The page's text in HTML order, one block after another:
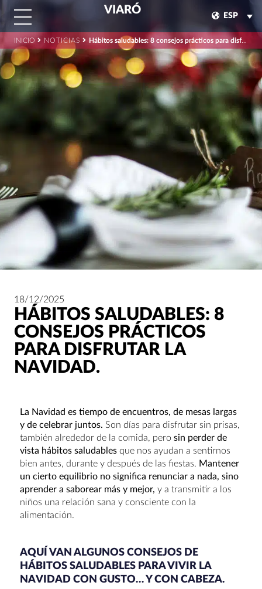
VIARÓ
ESP
INICIO NOTICIAS Hábitos saludables: 8 consejos prácticos para disfrutar la Navidad.
18/12/2025
HÁBITOS SALUDABLES: 8
CONSEJOS PRÁCTICOS
PARA DISFRUTAR LA
NAVIDAD.
La Navidad es tiempo de encuentros, de mesas largas
y de celebrar juntos. Son días para disfrutar sin prisas,
también alrededor de la comida, pero sin perder de
vista hábitos saludables que nos ayudan a sentirnos
bien antes, durante y después de las fiestas. Mantener
un cierto equilibrio no significa renunciar a nada, sino
aprender a saborear más y mejor, y a transmitir a los
niños una relación sana y consciente con la
alimentación.
AQUÍ VAN ALGUNOS CONSEJOS DE
HÁBITOS SALUDABLES PARA VIVIR LA
NAVIDAD CON GUSTO… Y CON CABEZA.